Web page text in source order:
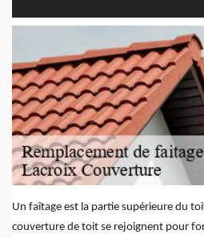
Un faîtage est la partie supérieure du
couverture de toit se rejoignent pour